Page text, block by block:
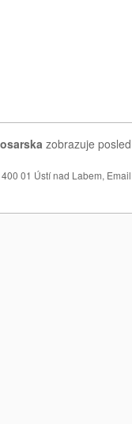
zobrazuje
01 Ústí nad Labem,